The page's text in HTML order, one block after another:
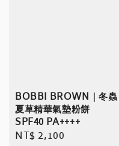
BOBBI BROWN｜冬蟲
夏草精華氣墊粉餅
SPF40 PA++++
Regular
NT$ 2,100